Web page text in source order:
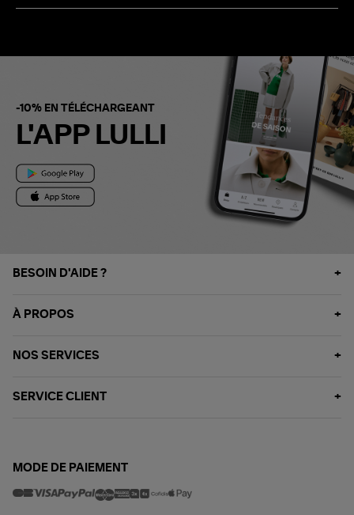
-10% EN TÉLÉCHARGEANT
L'APP LULLI
BESOIN D'AIDE ?
À PROPOS
NOS SERVICES
SERVICE CLIENT
MODE DE PAIEMENT